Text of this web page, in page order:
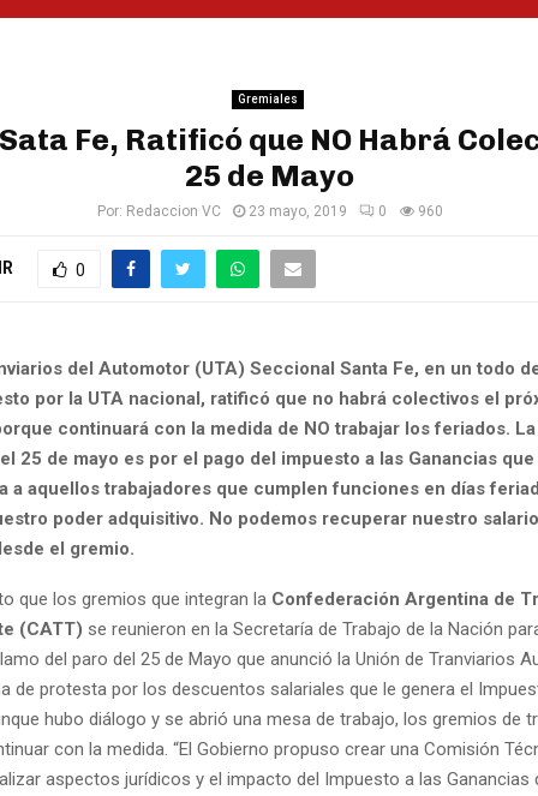
Gremiales
Fe, Ratificó que NO Habrá
25 de Mayo
Por: Redaccion VC 23 mayo, 2019 0 960
0
del Automotor (UTA) Seccional Santa Fe, en un todo
por la UTA nacional, ratificó que no habrá colectivos el
continuará con la medida de NO trabajar los feriados.
25 de mayo es por el pago del impuesto a las Ganancias
a aquellos trabajadores que cumplen funciones en días
poder adquisitivo. No podemos recuperar nuestro
el gremio.
que los gremios que integran la Confederación Argentina de
(CATT) se reunieron en la Secretaría de Trabajo de la Nación
del paro del 25 de Mayo que anunció la Unión de Tranviarios
de protesta por los descuentos salariales que le genera el
hubo diálogo y se abrió una mesa de trabajo, los gremios de
con la medida. “El Gobierno propuso crear una Comisión
aspectos jurídicos y el impacto del Impuesto a las Ganancias